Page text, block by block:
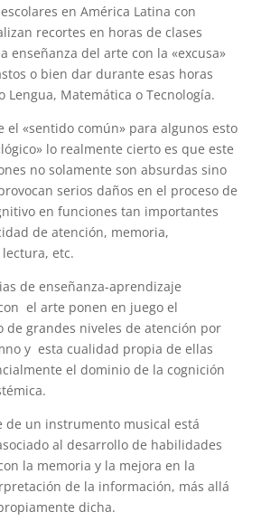
en América Latina con
recortes en horas de clases
enseñanza del arte con la «excusa»
o bien dar durante esas horas
Lengua, Matemática o Tecnología.
el «sentido común» para algunos esto
lo realmente cierto es que este
no solamente son absurdas sino
serios daños en el proceso de
en funciones tan importantes
de atención, memoria,
etc.
de enseñanza-aprendizaje
el arte ponen en juego el
de grandes niveles de atención por
y esta cualidad propia de ellas
el dominio de la cognición
de un instrumento musical está
al desarrollo de habilidades
la memoria y la mejora en la
de la información, más allá
dicha.